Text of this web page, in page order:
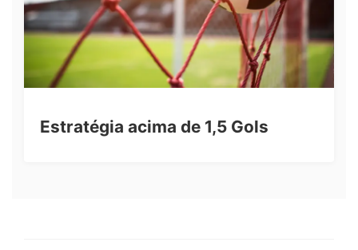
Estratégia acima de 1,5 Gols